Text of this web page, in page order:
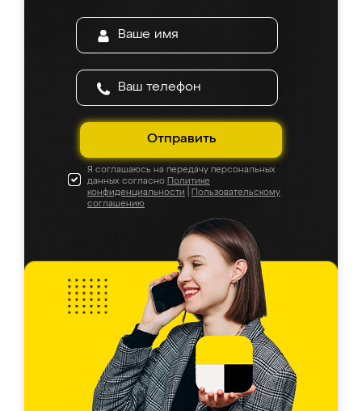
Отправить
Я соглашаюсь на передачу персональных
данных согласно Политике
конфиденциальности
Пользовательскому
соглашению